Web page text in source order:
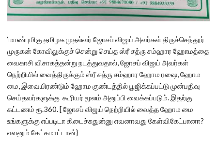
‘மாண்புமிகு தமிழக முதல்வர் ஜோசப் விஜய் அவர்கள் திருச்செந்தூர்
முருகன் கோவிலுக்குச் சென்று செய்த ஸ்ரீ சத்ரு சம்ஹார ஹோமத்தை
வைகாசி விசாகத்தன்று நடத்துவதால், ஜோசப் விஜய் அவர்கள்
நெற்றியில் வைத்திருக்கும் ஸ்ரீ சத்ரு சம்ஹார ஹோம ரஷை, ஹோம
மை, இவையிரண்டும் ஹோம குண்டத்தில் பூஜிக்கப்பட்டு முன்பதிவு
செய்தவர்களுக்கு கூரியர் மூலம் அனுப்பி வைக்கப்படும். இதற்கு
கட்டணம் ரூ.360. [ ஜோசப் விஜய் நெற்றியில் வைத்த ஹோம மை
உங்களுக்கு எப்படிடா கிடைச்சுதுன்னு எவனாவது கேள்விகேட்பானா?
எவனும் கேட்கமாட்டான்}